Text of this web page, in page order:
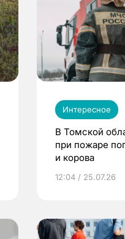
Интересное
В Томской
при пожаре
и корова
12:04 / 25.07.26